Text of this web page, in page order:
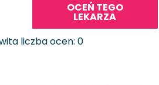
OCEŃ TEGO
LEKARZA
liczba ocen: 0